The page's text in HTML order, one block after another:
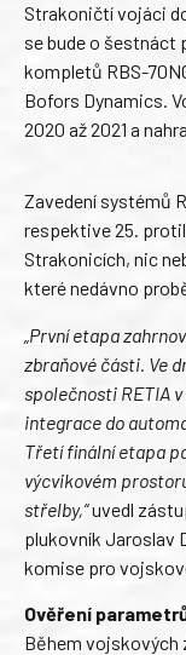
Strakoničtí vojáci
se bude o šestnáct
kompletů RBS-
Bofors Dynamics.
2020 až 2021 a
Zavedení systémů
respektive 25.
Strakonicích, nic
které nedávno
„První etapa
zbraňové části. Ve
společnosti RETIA
integrace do
Třetí finální etapa
výcvikovém
střelby,“uvedl
plukovník Jaroslav
komise pro
Ověření
Během vojskových